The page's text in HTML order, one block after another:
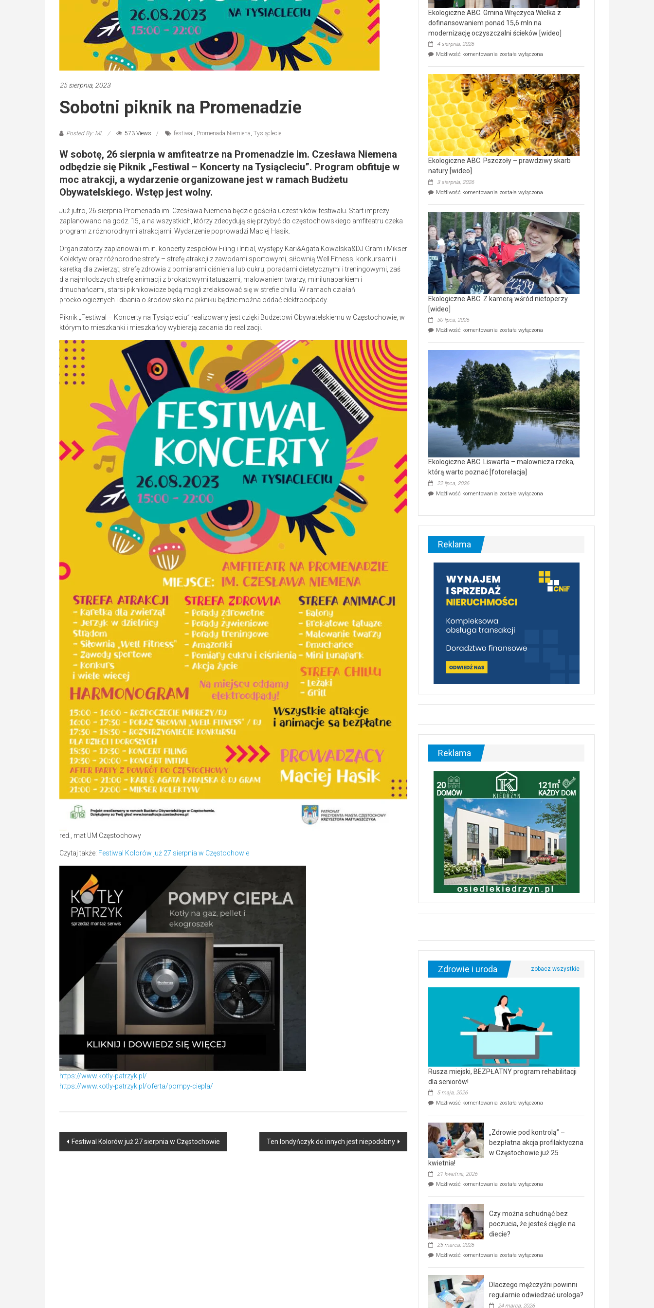
25 sierpnia, 2023
Sobotni piknik na Promenadzie
Posted By: ML 573 Views festiwal , Promenada Niemiena, Tysiąclecie
W sobotę, 26 sierpnia w amfiteatrze na Promenadzie im. Czesława Niemena
odbędzie się Piknik „Festiwal – Koncerty na Tysiącleciu”. Program obfituje w
moc atrakcji, a wydarzenie organizowane jest w ramach Budżetu
Obywatelskiego. Wstęp jest wolny.
Już jutro, 26 sierpnia Promenada im. Czesława Niemena będzie gościła uczestników festiwalu. Start imprezy
zaplanowano na godz. 15, a na wszystkich, którzy zdecydują się przybyć do częstochowskiego amfiteatru czeka
program z różnorodnymi atrakcjami. Wydarzenie poprowadzi Maciej Hasik.
Organizatorzy zaplanowali m.in. koncerty zespołów Filing i Initial, występy Kari&Agata Kowalska&DJ Gram i Mikser
Kolektyw oraz różnorodne strefy – strefę atrakcji z zawodami sportowymi, siłownią Well Fitness, konkursami i
karetką dla zwierząt; strefę zdrowia z pomiarami ciśnienia lub cukru, poradami dietetycznymi i treningowymi, zaś
dla najmłodszych strefę animacji z brokatowymi tatuażami, malowaniem twarzy, minilunaparkiem i
dmuchańcami, starsi piknikowicze będą mogli zrelaksować się w strefie chillu. W ramach działań
proekologicznych i dbania o środowisko na pikniku będzie można oddać elektroodpady.
Piknik „Festiwal – Koncerty na Tysiącleciu” realizowany jest dzięki Budżetowi Obywatelskiemu w Częstochowie, w
którym to mieszkanki i mieszkańcy wybierają zadania do realizacji.
red., mat UM Częstochowy
Czytaj także: Festiwal Kolorów już 27 sierpnia w Częstochowie
https://www.kotly-patrzyk.pl/
https://www.kotly-patrzyk.pl/oferta/pompy-ciepla/
Post
Festiwal Kolorów już 27 sierpnia w Częstochowie Ten londyńczyk do innych jest niepodobny
Ekologiczne ABC. Gmina Wręczyca Wielka z
dofinansowaniem ponad 15,6 mln na
modernizację oczyszczalni ścieków [wideo]
4 sierpnia, 2026
Możliwość komentowania Ekologiczne
Wręczyca
Wielka
z
dofinansowaniem
ponad
15,6
mln
na
modernizację
oczyszczalni
ścieków
[wideo]
została wyłączona
Ekologiczne ABC. Pszczoły – prawdziwy skarb
natury [wideo]
3 sierpnia, 2026
Możliwość komentowania Ekologiczne
–
prawdziwy
skarb
natury
[wideo]
została wyłączona
Ekologiczne ABC. Z kamerą wśród nietoperzy
[wideo]
30 lipca, 2026
Możliwość komentowania Ekologiczne
wśród
nietoperzy
[wideo]
została wyłączona
Ekologiczne ABC. Liswarta – malownicza rzeka,
którą warto poznać [fotorelacja]
22 lipca, 2026
Możliwość komentowania Ekologiczne
–
malownicza
[fotorelacja]
została wyłączona
Reklama
Reklama
Zdrowie i uroda
Rusza miejski, BEZPŁATNY program rehabilitacji
dla seniorów!
5 maja, 2026
Możliwość komentowania Rusza
rehabilitacji
dla
seniorów!
została wyłączona
„Zdrowie pod kontrolą” –
bezpłatna akcja profilaktyczna
w Częstochowie już 25
kwietnia!
21 kwietnia, 2026
Możliwość komentowania „Zdrowie
bezpłatna
akcja
profilaktyczna
w
już
kwietnia!
została wyłączona
Czy można schudnąć bez
poczucia, że jesteś ciągle na
diecie?
25 marca, 2026
Możliwość komentowania Czy
poczucia,
że
została wyłączona
Dlaczego mężczyźni powinni
regularnie odwiedzać urologa?
24 marca, 2026